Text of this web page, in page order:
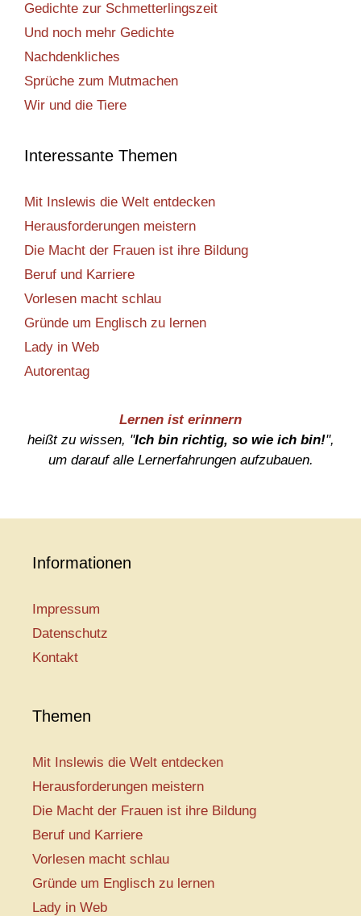
Gedichte zur Schmetterlingszeit
Und noch mehr Gedichte
Nachdenkliches
Sprüche zum Mutmachen
Wir und die Tiere
Interessante Themen
Mit Inslewis die Welt entdecken
Herausforderungen meistern
Die Macht der Frauen ist ihre Bildung
Beruf und Karriere
Vorlesen macht schlau
Gründe um Englisch zu lernen
Lady in Web
Autorentag
Lernen ist erinnern
heißt zu wissen, "Ich bin richtig, so wie ich bin!",
um darauf alle Lernerfahrungen aufzubauen.
Informationen
Impressum
Datenschutz
Kontakt
Themen
Mit Inslewis die Welt entdecken
Herausforderungen meistern
Die Macht der Frauen ist ihre Bildung
Beruf und Karriere
Vorlesen macht schlau
Gründe um Englisch zu lernen
Lady in Web